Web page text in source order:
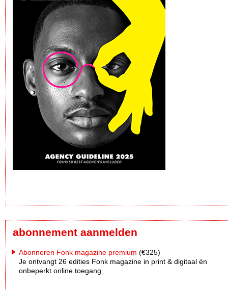
abonnement aanmelden
Abonneren Fonk magazine premium (€325)
Je ontvangt 26 edities Fonk magazine in print & digitaal én
onbeperkt online toegang